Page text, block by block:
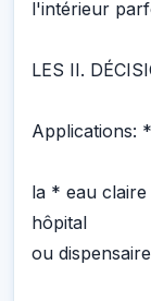
l'intérieur
LES II.
Applications:
la * eau
hôpital
ou